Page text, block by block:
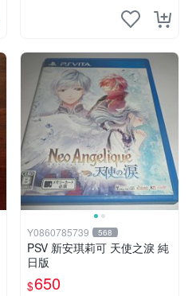
Y0860785739 568
PSV 新安琪莉可 天使之淚 純
日版
$650